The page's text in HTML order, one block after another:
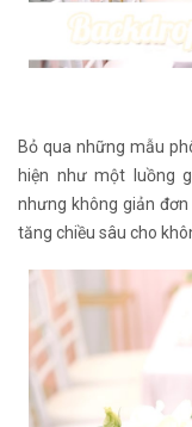
Bỏ qua những mẫu
hiện như một luồng
nhưng không giản
tăng chiều sâu cho